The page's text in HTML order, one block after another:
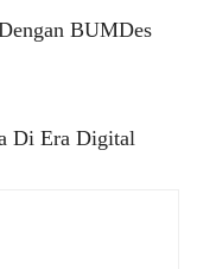
BUMDes
Di Era Digital